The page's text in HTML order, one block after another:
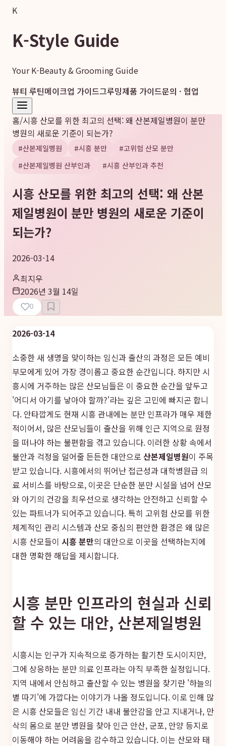
K
K-Style Guide
Your K-Beauty & Grooming Guide
뷰티 루틴메이크업 가이드그루밍제품 가이드문의 · 협업
홈/시흥 산모를 위한 최고의 선택: 왜 산본제일병원이 분만
병원의 새로운 기준이 되는가?
#산본제일병원 #시흥 분만 #고위험 산모 분만
#산본제일병원 산부인과 #시흥 산부인과 추천
시흥 산모를 위한 최고의 선택: 왜 산본
제일병원이 분만 병원의 새로운 기준이
되는가?
2026-03-14
최지우
2026년 3월 14일
0
2026-03-14
소중한 새 생명을 맞이하는 임신과 출산의 과정은 모든 예비
부모에게 있어 가장 경이롭고 중요한 순간입니다. 하지만 시
흥시에 거주하는 많은 산모님들은 이 중요한 순간을 앞두고
'어디서 아기를 낳아야 할까?'라는 깊은 고민에 빠지곤 합니
다. 안타깝게도 현재 시흥 관내에는 분만 인프라가 매우 제한
적이어서, 많은 산모님들이 출산을 위해 인근 지역으로 원정
을 떠나야 하는 불편함을 겪고 있습니다. 이러한 상황 속에서
불안과 걱정을 덜어줄 든든한 대안으로 산본제일병원이 주목
받고 있습니다. 시흥에서의 뛰어난 접근성과 대학병원급 의
료 서비스를 바탕으로, 이곳은 단순한 분만 시설을 넘어 산모
와 아기의 건강을 최우선으로 생각하는 안전하고 신뢰할 수
있는 파트너가 되어주고 있습니다. 특히 고위험 산모를 위한
체계적인 관리 시스템과 산모 중심의 편안한 환경은 왜 많은
시흥 산모들이 시흥 분만의 대안으로 이곳을 선택하는지에
대한 명확한 해답을 제시합니다.
시흥 분만 인프라의 현실과 신뢰
할 수 있는 대안, 산본제일병원
시흥시는 인구가 지속적으로 증가하는 활기찬 도시이지만,
그에 상응하는 분만 의료 인프라는 아직 부족한 실정입니다.
지역 내에서 안심하고 출산할 수 있는 병원을 찾기란 '하늘의
별 따기'에 가깝다는 이야기가 나올 정도입니다. 이로 인해 많
은 시흥 산모들은 임신 기간 내내 불안감을 안고 지내거나, 만
삭의 몸으로 분만 병원을 찾아 인근 안산, 군포, 안양 등지로
이동해야 하는 어려움을 감수하고 있습니다. 이는 산모와 태